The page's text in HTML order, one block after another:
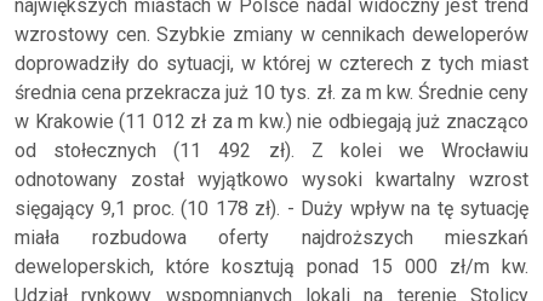
największych miastach w Polsce nadal widoczny jest trend
wzrostowy cen. Szybkie zmiany w cennikach deweloperów
doprowadziły do sytuacji, w której w czterech z tych miast
średnia cena przekracza już 10 tys. zł. za m kw. Średnie ceny
w Krakowie (11 012 zł za m kw.) nie odbiegają już znacząco
od stołecznych (11 492 zł). Z kolei we Wrocławiu
odnotowany został wyjątkowo wysoki kwartalny wzrost
sięgający 9,1 proc. (10 178 zł). - Duży wpływ na tę sytuację
miała rozbudowa oferty najdroższych mieszkań
deweloperskich, które kosztują ponad 15 000 zł/m kw.
Udział rynkowy wspomnianych lokali na terenie Stolicy